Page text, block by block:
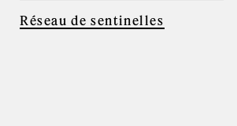
Réseau de sentinelles